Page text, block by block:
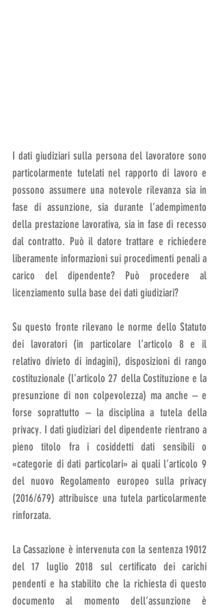
I dati giudiziari sulla persona del lavoratore sono
particolarmente tutelati nel rapporto di lavoro e
possono assumere una notevole rilevanza sia in
fase di assunzione, sia durante l’adempimento
della prestazione lavorativa, sia in fase di recesso
dal contratto. Può il datore trattare e richiedere
liberamente informazioni sui procedimenti penali a
carico del dipendente? Può procedere al
licenziamento sulla base dei dati giudiziari?
Su questo fronte rilevano le norme dello Statuto
dei lavoratori (in particolare l’articolo 8 e il
relativo divieto di indagini), disposizioni di rango
costituzionale (l’articolo 27 della Costituzione e la
presunzione di non colpevolezza) ma anche – e
forse soprattutto – la disciplina a tutela della
privacy. I dati giudiziari del dipendente rientrano a
pieno titolo fra i cosiddetti dati sensibili o
«categorie di dati particolari» ai quali l’articolo 9
del nuovo Regolamento europeo sulla privacy
(2016/679) attribuisce una tutela particolarmente
rinforzata.
La Cassazione è intervenuta con la sentenza 19012
del 17 luglio 2018 sul certificato dei carichi
pendenti e ha stabilito che la richiesta di questo
documento al momento dell’assunzione è